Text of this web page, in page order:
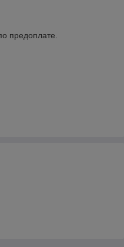
предоплате.